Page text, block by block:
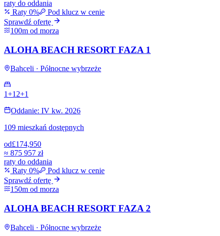
raty do oddania
Raty 0%
Pod klucz w cenie
Sprawdź ofertę
100m od morza
ALOHA BEACH RESORT FAZA 1
Bahceli · Północne wybrzeże
1+1 2+1
Oddanie: IV kw. 2026
109 mieszkań dostępnych
od£174,950
≈ 875 957 zł
raty do oddania
Raty 0%
Pod klucz w cenie
Sprawdź ofertę
150m od morza
ALOHA BEACH RESORT FAZA 2
Bahceli · Północne wybrzeże